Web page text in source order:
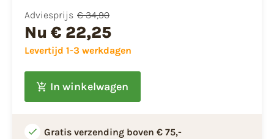
Adviesprijs € 34,90
Nu € 22,25
Levertijd 1-3 werkdagen
In winkelwagen
Gratis verzending boven € 75,-